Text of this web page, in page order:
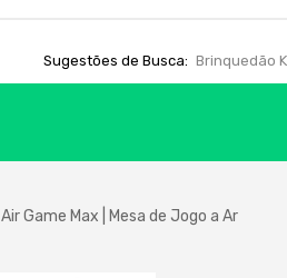
Sugestões de Busca: Brinquedão
Air Game Max | Mesa de Jogo a Ar